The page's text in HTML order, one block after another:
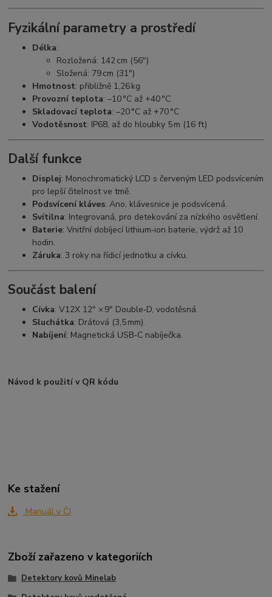
Fyzikální parametry a prostředí
Délka:
Rozložená: 142 cm (56″)
Složená: 79 cm (31″)
Hmotnost: přibližně 1,26 kg
Provozní teplota: –10 °C až +40 °C
Skladovací teplota: –20 °C až +70 °C
Vodotěsnost: IP68, až do hloubky 5 m (16 ft)
Další funkce
Displej: Monochromatický LCD s červeným LED podsvícením
pro lepší čitelnost ve tmě.
Podsvícení kláves: Ano, klávesnice je podsvícená.
Svítilna: Integrovaná, pro detekování za nízkého osvětlení.
Baterie: Vnitřní dobíjecí lithium‑ion baterie, výdrž až 10
hodin.
Záruka: 3 roky na řídicí jednotku a cívku.
Součást balení
Cívka: V12X 12″ × 9″ Double‑D, vodotěsná.
Sluchátka: Drátová (3,5 mm).
Nabíjení: Magnetická USB‑C nabíječka.
Návod k použití v QR kódu
Ke stažení
Manuál v ČJ
Zboží zařazeno v kategoriích
Detektory kovů Minelab